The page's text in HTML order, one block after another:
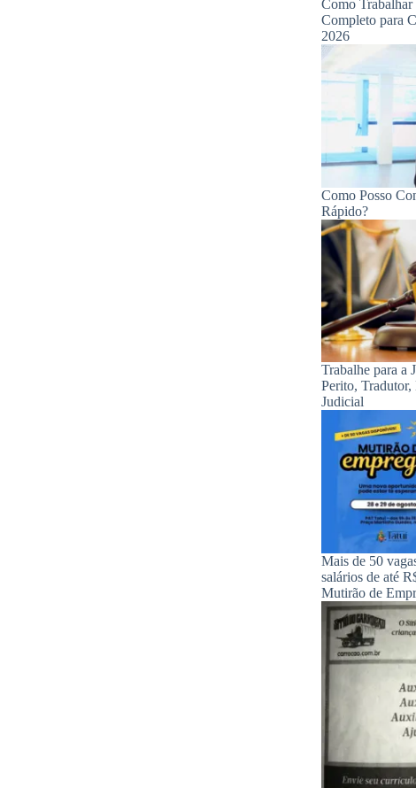
Como Trabalhar
Completo para
2026
Como Posso
Rápido?
Trabalhe para a
Perito,
Judicial
Mais de 50
salários de até
Mutirão de